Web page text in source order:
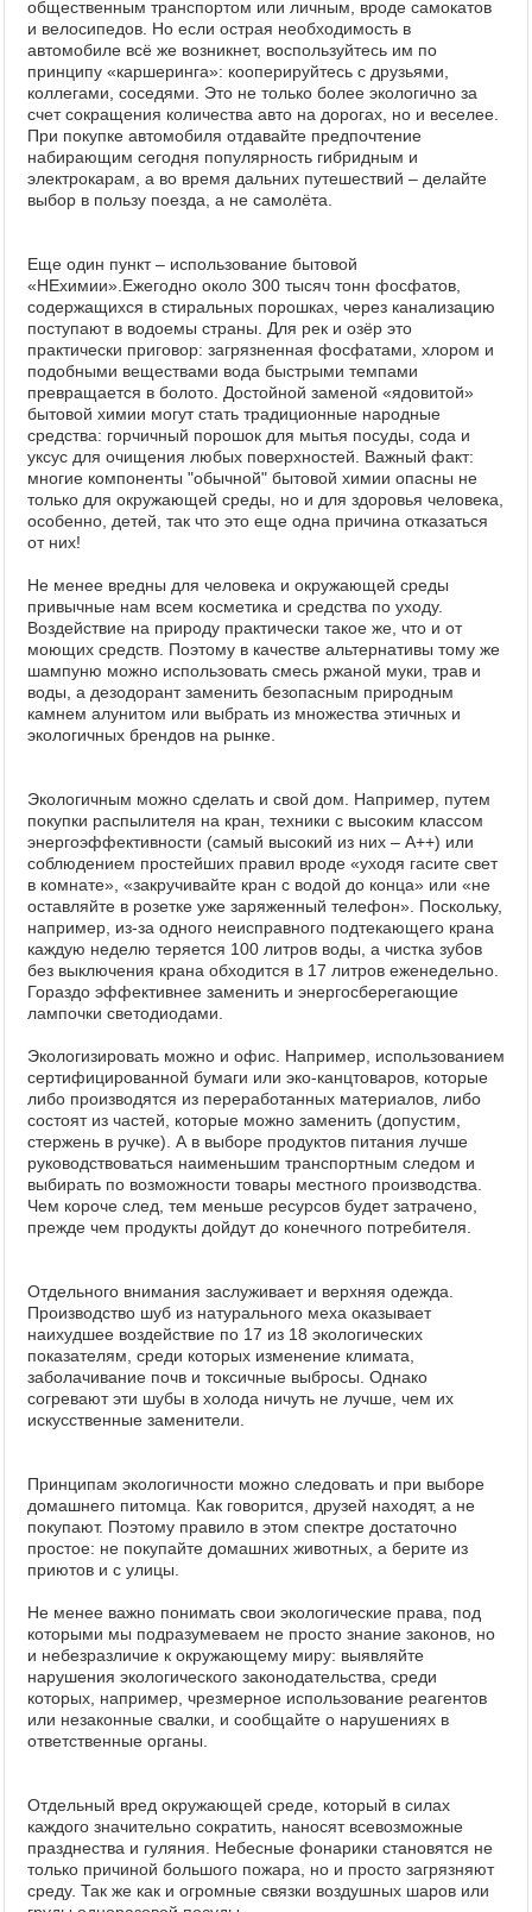
общественным транспортом или личным, вроде самокатов
и велосипедов. Но если острая необходимость в
автомобиле всё же возникнет, воспользуйтесь им по
принципу «каршеринга»: кооперируйтесь с друзьями,
коллегами, соседями. Это не только более экологично за
счет сокращения количества авто на дорогах, но и веселее.
При покупке автомобиля отдавайте предпочтение
набирающим сегодня популярность гибридным и
электрокарам, а во время дальних путешествий – делайте
выбор в пользу поезда, а не самолёта.
Еще один пункт – использование бытовой
«НЕхимии».Ежегодно около 300 тысяч тонн фосфатов,
содержащихся в стиральных порошках, через канализацию
поступают в водоемы страны. Для рек и озёр это
практически приговор: загрязненная фосфатами, хлором и
подобными веществами вода быстрыми темпами
превращается в болото. Достойной заменой «ядовитой»
бытовой химии могут стать традиционные народные
средства: горчичный порошок для мытья посуды, сода и
уксус для очищения любых поверхностей. Важный факт:
многие компоненты "обычной" бытовой химии опасны не
только для окружающей среды, но и для здоровья человека,
особенно, детей, так что это еще одна причина отказаться
от них!
Не менее вредны для человека и окружающей среды
привычные нам всем косметика и средства по уходу.
Воздействие на природу практически такое же, что и от
моющих средств. Поэтому в качестве альтернативы тому же
шампуню можно использовать смесь ржаной муки, трав и
воды, а дезодорант заменить безопасным природным
камнем алунитом или выбрать из множества этичных и
экологичных брендов на рынке.
Экологичным можно сделать и свой дом. Например, путем
покупки распылителя на кран, техники с высоким классом
энергоэффективности (самый высокий из них – А++) или
соблюдением простейших правил вроде «уходя гасите свет
в комнате», «закручивайте кран с водой до конца» или «не
оставляйте в розетке уже заряженный телефон». Поскольку,
например, из-за одного неисправного подтекающего крана
каждую неделю теряется 100 литров воды, а чистка зубов
без выключения крана обходится в 17 литров еженедельно.
Гораздо эффективнее заменить и энергосберегающие
лампочки светодиодами.
Экологизировать можно и офис. Например, использованием
сертифицированной бумаги или эко-канцтоваров, которые
либо производятся из переработанных материалов, либо
состоят из частей, которые можно заменить (допустим,
стержень в ручке). А в выборе продуктов питания лучше
руководствоваться наименьшим транспортным следом и
выбирать по возможности товары местного производства.
Чем короче след, тем меньше ресурсов будет затрачено,
прежде чем продукты дойдут до конечного потребителя.
Отдельного внимания заслуживает и верхняя одежда.
Производство шуб из натурального меха оказывает
наихудшее воздействие по 17 из 18 экологических
показателям, среди которых изменение климата,
заболачивание почв и токсичные выбросы. Однако
согревают эти шубы в холода ничуть не лучше, чем их
искусственные заменители.
Принципам экологичности можно следовать и при выборе
домашнего питомца. Как говорится, друзей находят, а не
покупают. Поэтому правило в этом спектре достаточно
простое: не покупайте домашних животных, а берите из
приютов и с улицы.
Не менее важно понимать свои экологические права, под
которыми мы подразумеваем не просто знание законов, но
и небезразличие к окружающему миру: выявляйте
нарушения экологического законодательства, среди
которых, например, чрезмерное использование реагентов
или незаконные свалки, и сообщайте о нарушениях в
ответственные органы.
Отдельный вред окружающей среде, который в силах
каждого значительно сократить, наносят всевозможные
празднества и гуляния. Небесные фонарики становятся не
только причиной большого пожара, но и просто загрязняют
среду. Так же как и огромные связки воздушных шаров или